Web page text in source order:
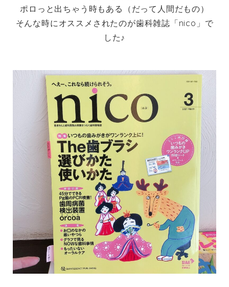
ポロっと出ちゃう時もある（だって人間だもの）
そんな時にオススメされたのが歯科雑誌「nico」で
した♪